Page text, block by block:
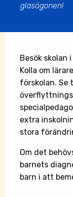
glasögonen!
Besök skolan
Kolla om
förskolan.
extra
stora
Om det
barnets
barn i att